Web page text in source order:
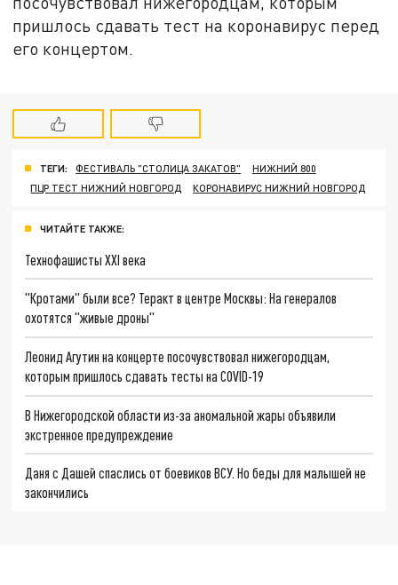
пришлось сдавать тест на коронавирус перед
его концертом.
ТЕГИ: ФЕСТИВАЛЬ "СТОЛИЦА ЗАКАТОВ"
НИЖНИЙ 800
ПЦР ТЕСТ НИЖНИЙ НОВГОРОД
КОРОНАВИРУС НИЖНИЙ НОВГОРОД
ЧИТАЙТЕ ТАКЖЕ:
Технофашисты XXI века
"Кротами" были все? Теракт в центре Москвы: На генералов
охотятся "живые дроны"
Леонид Агутин на концерте посочувствовал нижегородцам,
которым пришлось сдавать тесты на COVID-19
В Нижегородской области из-за аномальной жары объявили
экстренное предупреждение
Даня с Дашей спаслись от боевиков ВСУ. Но беды для малышей не
закончились